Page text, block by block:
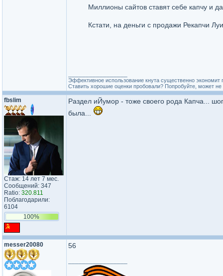
Миллионы сайтов ставят себе капчу и
Кстати, на деньги с продажи Рекапчи
Эффективное использование кнута существенно экономит
Ставить хорошие оценки пробовали? Попробуйте, может
fbslim
Стаж: 14 лет 7 мес.
Сообщений: 347
Ratio: 320.811
Поблагодарили:
6104
100%
Раздел иЙумор - тоже своего рода Капча...
была...
messer20080 56